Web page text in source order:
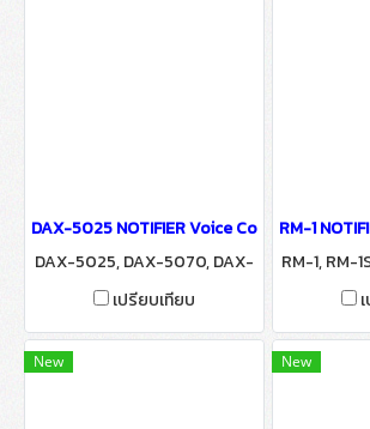
DAX-5025 NOTIFIER Voice Communication
DAX-5025, DAX-5070, DAX-
3525, DAX-3570
เปรียบเทียบ
RM-1
RM-1, RM-
New New